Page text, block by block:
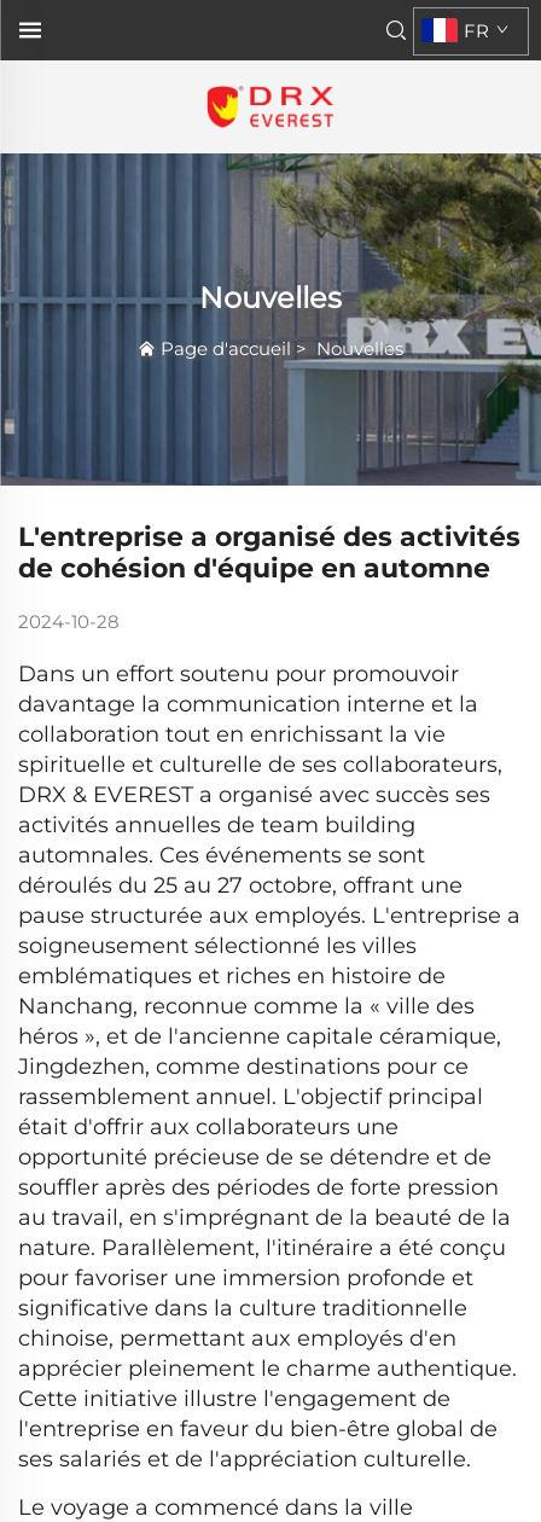
FR
Nouvelles
Page d'accueil > Nouvelles
L'entreprise a organisé des activités
de cohésion d'équipe en automne
2024-10-28
Dans un effort soutenu pour promouvoir
davantage la communication interne et la
collaboration tout en enrichissant la vie
spirituelle et culturelle de ses collaborateurs,
DRX & EVEREST a organisé avec succès ses
activités annuelles de team building
automnales. Ces événements se sont
déroulés du 25 au 27 octobre, offrant une
pause structurée aux employés. L'entreprise a
soigneusement sélectionné les villes
emblématiques et riches en histoire de
Nanchang, reconnue comme la « ville des
héros », et de l'ancienne capitale céramique,
Jingdezhen, comme destinations pour ce
rassemblement annuel. L'objectif principal
était d'offrir aux collaborateurs une
opportunité précieuse de se détendre et de
souffler après des périodes de forte pression
au travail, en s'imprégnant de la beauté de la
nature. Parallèlement, l'itinéraire a été conçu
pour favoriser une immersion profonde et
significative dans la culture traditionnelle
chinoise, permettant aux employés d'en
apprécier pleinement le charme authentique.
Cette initiative illustre l'engagement de
l'entreprise en faveur du bien-être global de
ses salariés et de l'appréciation culturelle.
Le voyage a commencé dans la ville